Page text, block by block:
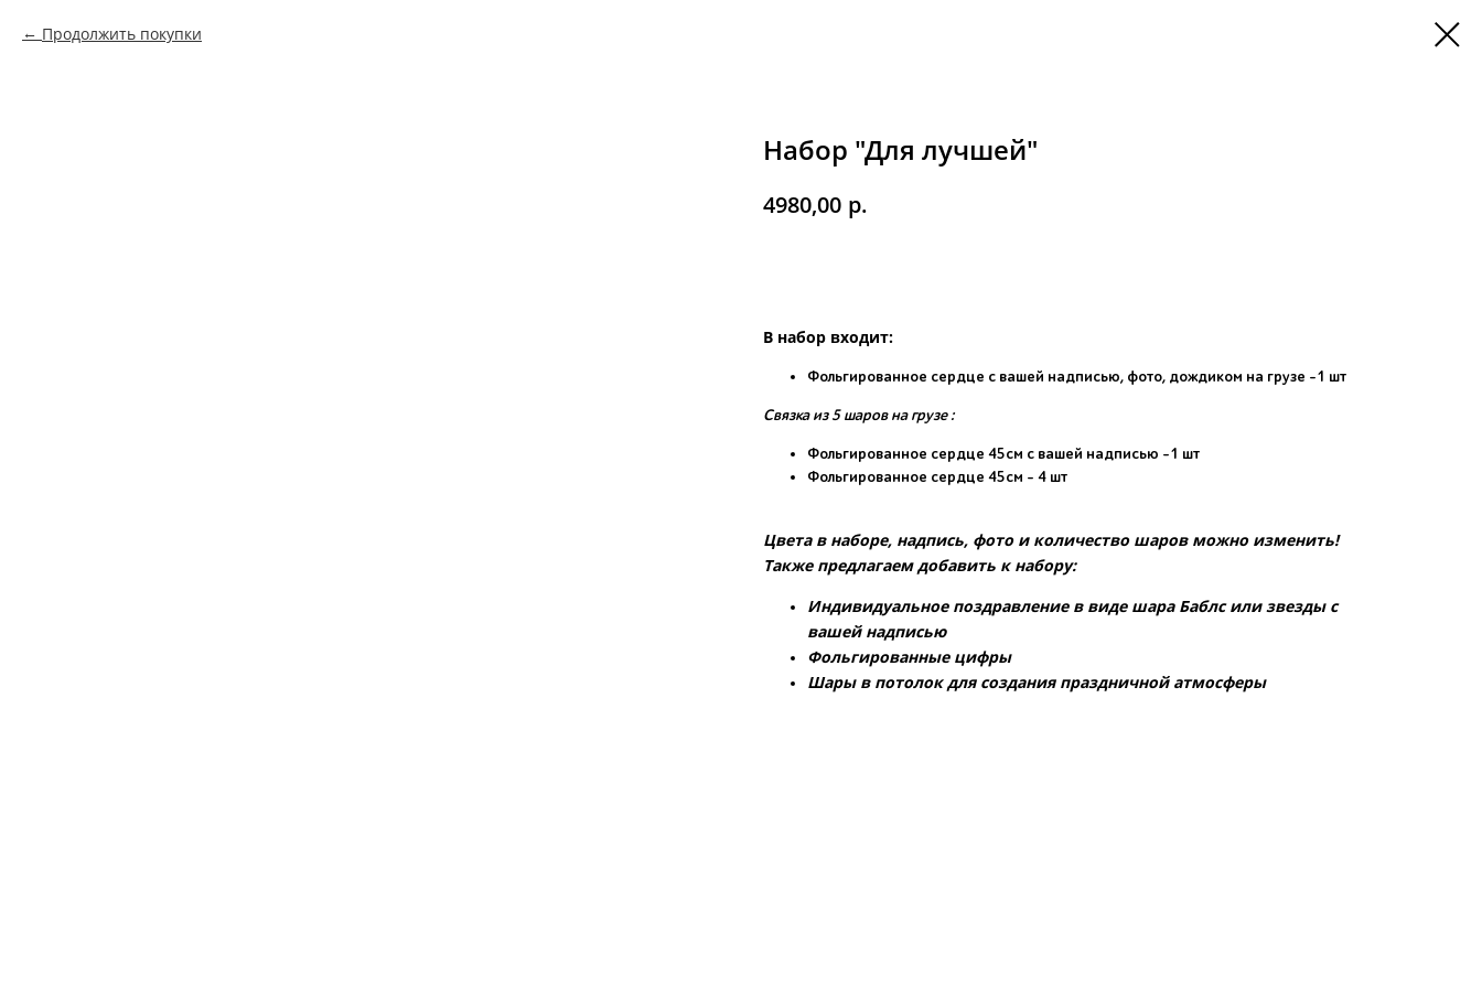
Продолжить покупки
Набор "Для лучшей"
4980,00 р.
В набор входит:
Фольгированное сердце с вашей надписью, фото, дождиком на грузе -1 шт
Связка из 5 шаров на грузе :
Фольгированное сердце 45см с вашей надписью -1 шт
Фольгированное сердце 45см - 4 шт
Цвета в наборе, надпись, фото и количество шаров можно изменить!
Также предлагаем добавить к набору:
Индивидуальное поздравление в виде шара Баблс или звезды с
вашей надписью
Фольгированные цифры
Шары в потолок для создания праздничной атмосферы